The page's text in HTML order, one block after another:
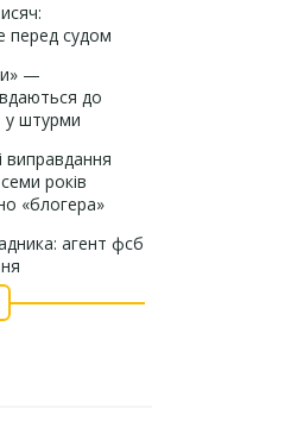
перед судом
—
до
у штурми
виправдання
років
«блогера»
агент фсб